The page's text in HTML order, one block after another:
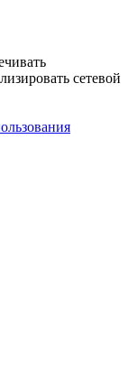
сетевой